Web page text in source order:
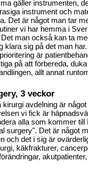
gäller instrumenten,
instrument och
Det är något man tar
vi har hemma i
man också kan ta
klara sig på det man
är
på att förbereda,
allt annat
3 veckor
kirurgi avdelning är
vi fick är
alla som kommer
surgery". Det är något
och det i sig är
käkfrakturer,